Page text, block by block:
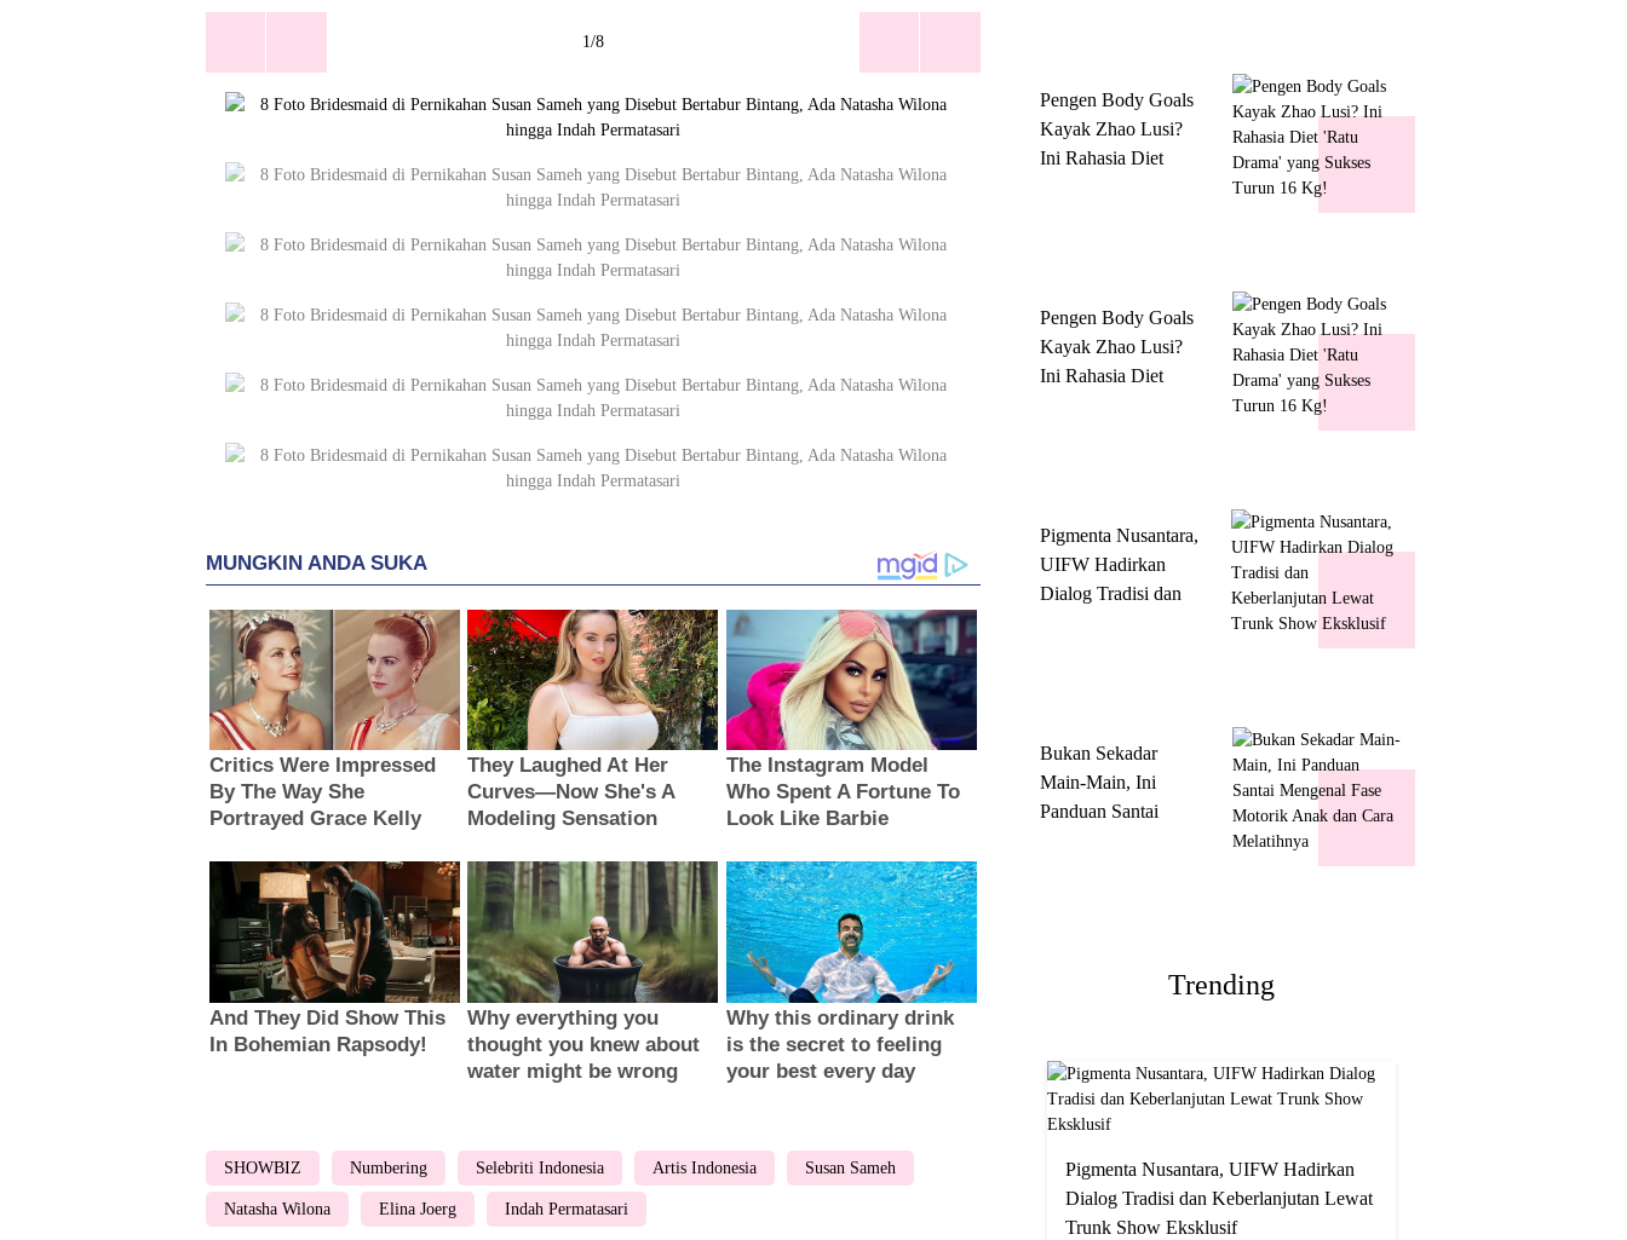
1/8
SHOWBIZ Numbering Selebriti Indonesia Artis Indonesia Susan Sameh
Natasha Wilona Elina Joerg Indah Permatasari
Pengen Body Goals
Kayak Zhao Lusi?
Ini Rahasia Diet
Pengen Body Goals
Kayak Zhao Lusi?
Ini Rahasia Diet
Pigmenta Nusantara,
UIFW Hadirkan
Dialog Tradisi dan
Bukan Sekadar
Main-Main, Ini
Panduan Santai
Trending
Pigmenta Nusantara, UIFW Hadirkan
Dialog Tradisi dan Keberlanjutan Lewat
Trunk Show Eksklusif